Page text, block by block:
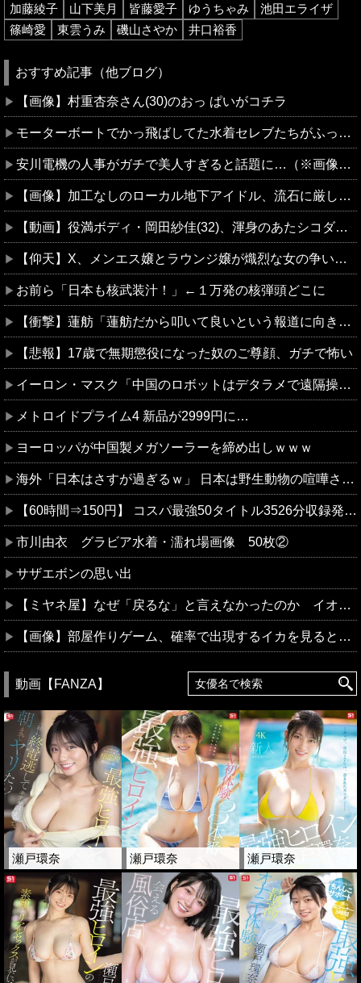
加藤綾子
山下美月 皆藤愛子 ゆうちゃみ
池田エライザ
篠崎愛
東雲うみ 磯山さやか 井口裕香
おすすめ記事（他ブログ）
【画像】村重杏奈さん(30)のおっ ぱいがコチラ
モーターボートでかっ飛ばしてた水着セレブたちがふっ飛ばされる動画
安川電機の人事がガチで美人すぎると話題に…（※画像あり）
【画像】加工なしのローカル地下アイドル、流石に厳しいwwwwww
【動画】役満ボディ・岡田紗佳(32)、渾身のあたシコダンスwwwwwww
【仰天】X、メンエス嬢とラウンジ嬢が熾烈な女の争いを繰り広げ対戦型になってしまうw w w w w w w w
お前ら「日本も核武装汁！」←１万発の核弾頭どこに
【衝撃】蓮舫「蓮舫だから叩いて良いという報道に向き合います！」X民「高市だから叩いて良いをやってるのがお前だろ」←これ…w w
【悲報】17歳で無期懲役になった奴のご尊顔、ガチで怖い
イーロン・マスク「中国のロボットはデタラメで遠隔操作してるだけ」
メトロイドプライム4 新品が2999円に…
ヨーロッパが中国製メガソーラーを締め出しｗｗｗ
海外「日本はさすが過ぎるｗ」 日本は野生動物の喧嘩さえ可愛くなってしまうと世界が騒然
【60時間⇒150円】 コスパ最強50タイトル3526分収録発見！グラドル流出ほかがセールで更に半額！
市川由衣 グラビア水着・濡れ場画像 50枚②
サザエボンの思い出
【ミヤネ屋】なぜ「戻るな」と言えなかったのか イオン爆発事故で斎藤幸平氏も逡巡
【画像】部屋作りゲーム、確率で出現するイカを見るとクラッシュする不具合が発生ｗｗｗ
動画【FANZA】
瀬戸環奈 瀬戸環奈 瀬戸環奈